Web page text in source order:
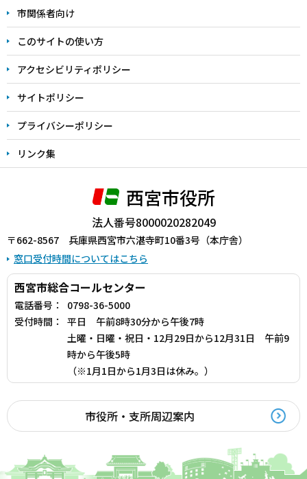
こ
ま
で
市関係者向け
このサイトの使い方
アクセシビリティポリシー
サイトポリシー
プライバシーポリシー
リンク集
西宮市役所
法人番号8000020282049
〒662-8567 兵庫県西宮市六湛寺町10番3号（本庁舎）
窓口受付時間についてはこちら
西宮市総合コールセンター
電話番号：
0798-36-5000
受付時間：
平日 午前8時30分から午後7時
土曜・日曜・祝日・12月29日から12月31日 午前9
時から午後5時
（※1月1日から1月3日は休み。）
市役所・支所周辺案内